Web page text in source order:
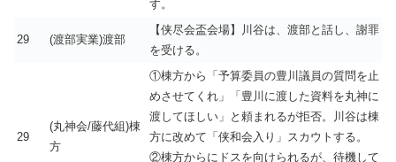
す。
29 (渡部実業)渡部
【侠尽会盃会場】川谷は、渡部と話し、謝罪
を受ける。
29
(丸神会/藤代組)棟
方
①棟方から「予算委員の豊川議員の質問を止
めさせてくれ」「豊川に渡した資料を丸神に
渡してほしい」と頼まれるが拒否。川谷は棟
方に改めて「侠和会入り」スカウトする。
②棟方からにドスを向けられるが、待機して